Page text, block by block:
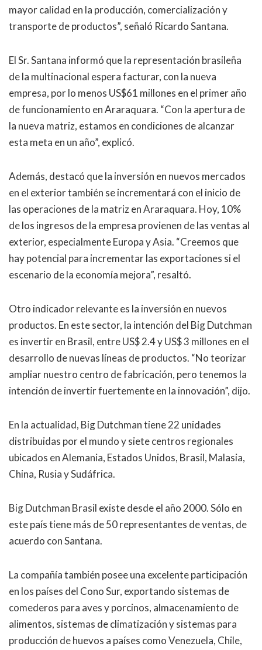
mayor calidad en la producción, comercialización y
transporte de productos”, señaló Ricardo Santana.
El Sr. Santana informó que la representación brasileña
de la multinacional espera facturar, con la nueva
empresa, por lo menos US$61 millones en el primer año
de funcionamiento en Araraquara. “Con la apertura de
la nueva matriz, estamos en condiciones de alcanzar
esta meta en un año”, explicó.
Además, destacó que la inversión en nuevos mercados
en el exterior también se incrementará con el inicio de
las operaciones de la matriz en Araraquara. Hoy, 10%
de los ingresos de la empresa provienen de las ventas al
exterior, especialmente Europa y Asia. “Creemos que
hay potencial para incrementar las exportaciones si el
escenario de la economía mejora”, resaltó.
Otro indicador relevante es la inversión en nuevos
productos. En este sector, la intención del Big Dutchman
es invertir en Brasil, entre US$ 2.4 y US$ 3 millones en el
desarrollo de nuevas líneas de productos. “No teorizar
ampliar nuestro centro de fabricación, pero tenemos la
intención de invertir fuertemente en la innovación”, dijo.
En la actualidad, Big Dutchman tiene 22 unidades
distribuidas por el mundo y siete centros regionales
ubicados en Alemania, Estados Unidos, Brasil, Malasia,
China, Rusia y Sudáfrica.
Big Dutchman Brasil existe desde el año 2000. Sólo en
este país tiene más de 50 representantes de ventas, de
acuerdo con Santana.
La compañía también posee una excelente participación
en los países del Cono Sur, exportando sistemas de
comederos para aves y porcinos, almacenamiento de
alimentos, sistemas de climatización y sistemas para
producción de huevos a países como Venezuela, Chile,